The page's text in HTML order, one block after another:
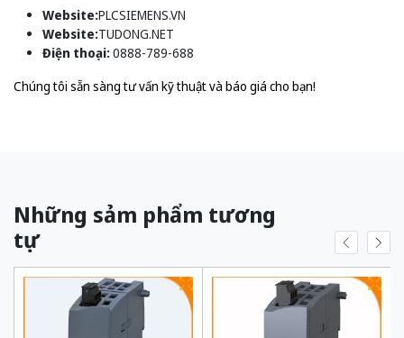
Website:PLCSIEMENS.VN
Website:TUDONG.NET
Điện thoại:0888-789-688
Chúng tôi sẵn sàng tư vấn kỹ thuật và báo giá cho bạn!
Những sảm phẩm tương
tự